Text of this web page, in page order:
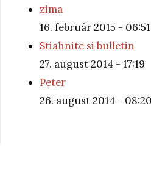
zima
16. február 2015 - 06:51
Stiahnite si bulletin
27. august 2014 - 17:19
Peter
26. august 2014 - 08:20